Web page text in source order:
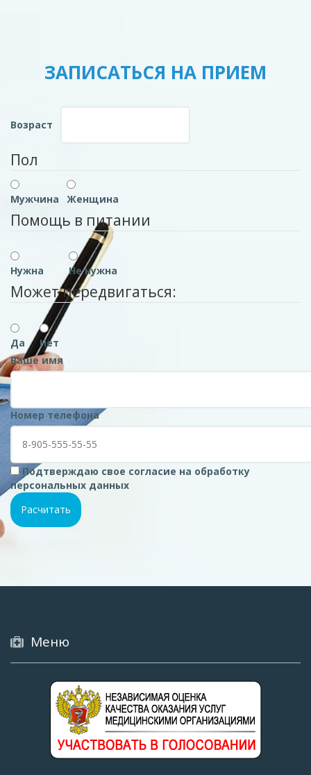
ЗАПИСАТЬСЯ НА ПРИЕМ
Возраст
Пол
Мужчина Женщина
Помощь в питании
Нужна Не нужна
Может передвигаться:
Да
Нет
Ваше имя
Номер телефона
Подтверждаю свое согласие на обработку
персональных данных
Меню